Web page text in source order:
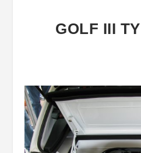
GOLF III